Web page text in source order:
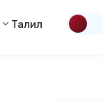
Таҳлил